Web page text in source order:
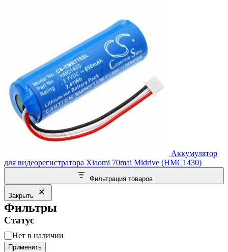
Аккумулятор
для видеорегистратора Xiaomi 70mai Midrive (HMC1430)
Фильтрация товаров
Закрыть
Фильтры
Статус
Статус
Нет в наличии
Применить